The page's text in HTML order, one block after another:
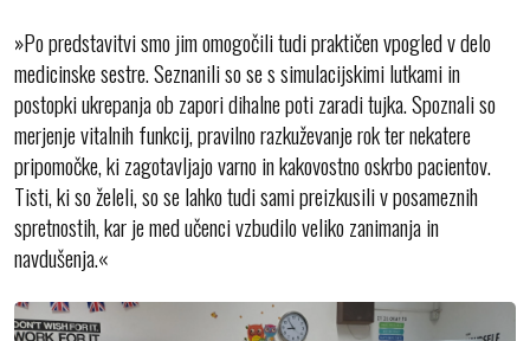
»Po predstavitvi smo jim omogočili tudi praktičen vpogled v delo
medicinske sestre. Seznanili so se s simulacijskimi lutkami in
postopki ukrepanja ob zapori dihalne poti zaradi tujka. Spoznali so
merjenje vitalnih funkcij, pravilno razkuževanje rok ter nekatere
pripomočke, ki zagotavljajo varno in kakovostno oskrbo pacientov.
Tisti, ki so želeli, so se lahko tudi sami preizkusili v posameznih
spretnostih, kar je med učenci vzbudilo veliko zanimanja in
navdušenja.«